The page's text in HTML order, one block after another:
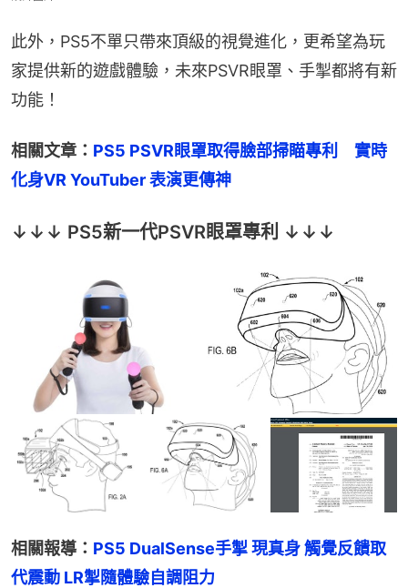
此外，PS5不單只帶來頂級的視覺進化，更希望為玩
家提供新的遊戲體驗，未來PSVR眼罩、手掣都將有新
功能！
相關文章： PS5 PSVR眼罩取得臉部掃瞄專利　實時
化身VR YouTuber 表演更傳神
↓↓↓ PS5新一代PSVR眼罩專利 ↓↓↓
相關報導： PS5 DualSense手掣 現真身 觸覺反饋取
代震動 LR掣隨體驗自調阻力